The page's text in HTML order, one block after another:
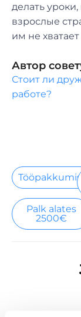
делать
взрослые
им не
Автор
Стоит ли
работе?
Palk alates
2500€